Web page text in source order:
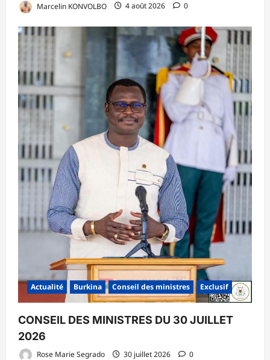
Marcelin KONVOLBO 4 août 2026 0
Actualité Burkina Conseil des ministres Exclusif
CONSEIL DES MINISTRES DU 30 JUILLET
2026
Rose Marie Segrado 30 juillet 2026 0